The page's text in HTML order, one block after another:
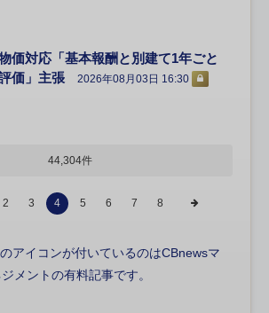
価対応「基本報酬と別建て1年ごと
価」主張
2026年08月03日 16:30
44,304件
2 3 4 5 6 7 8
アイコンが付いているのはCBnewsマ
メントの有料記事です。